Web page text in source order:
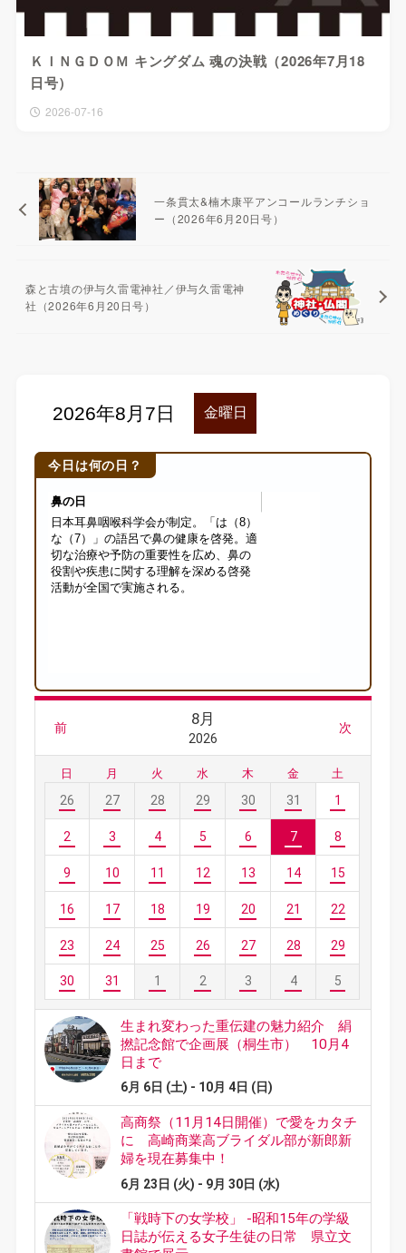
ＫＩＮＧＤＯＭ キングダム 魂の決戦（2026年7月18
日号）
2026-07-16
一条貫太&楠木康平アンコールランチショ
ー（2026年6月20日号）
森と古墳の伊与久雷電神社／伊与久雷電神
社（2026年6月20日号）
今日は何の日？